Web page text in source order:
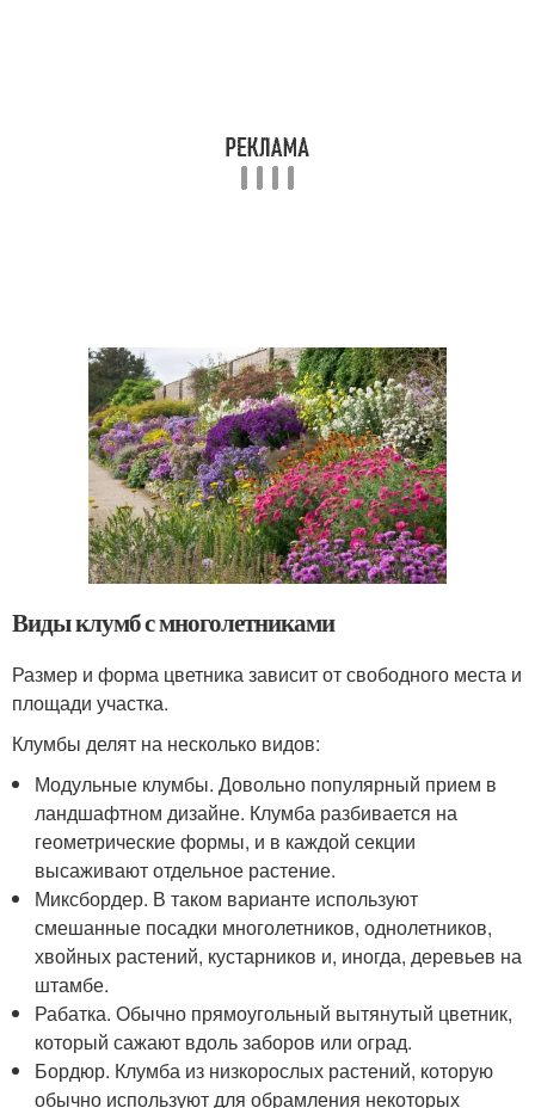
Виды клумб с многолетниками
Размер и форма цветника зависит от свободного места и
площади участка.
Клумбы делят на несколько видов:
Модульные клумбы. Довольно популярный прием в
ландшафтном дизайне. Клумба разбивается на
геометрические формы, и в каждой секции
высаживают отдельное растение.
Миксбордер. В таком варианте используют
смешанные посадки многолетников, однолетников,
хвойных растений, кустарников и, иногда, деревьев на
штамбе.
Рабатка. Обычно прямоугольный вытянутый цветник,
который сажают вдоль заборов или оград.
Бордюр. Клумба из низкорослых растений, которую
обычно используют для обрамления некоторых